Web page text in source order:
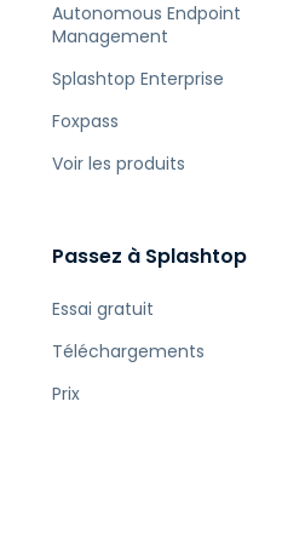
Autonomous Endpoint
Management
Splashtop Enterprise
Foxpass
Voir les produits
Passez à Splashtop
Essai gratuit
Téléchargements
Prix